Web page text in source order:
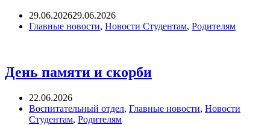
29.06.202629.06.2026
Главные новости, Новости Студентам, Родителям
День памяти и скорби
22.06.2026
Воспитательный отдел, Главные новости, Новости
Студентам, Родителям